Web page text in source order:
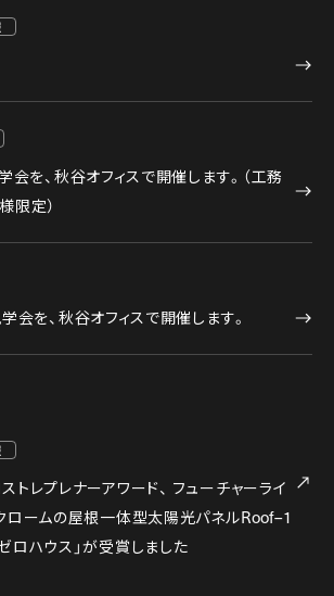
会を、秋谷オフィスで開催します。（工務
限定）
学会を、秋谷オフィスで開催します。
トレプレナーアワード、 フューチャーライ
ロームの屋根一体型太陽光パネルRoof–1
ロハウス」が受賞しました